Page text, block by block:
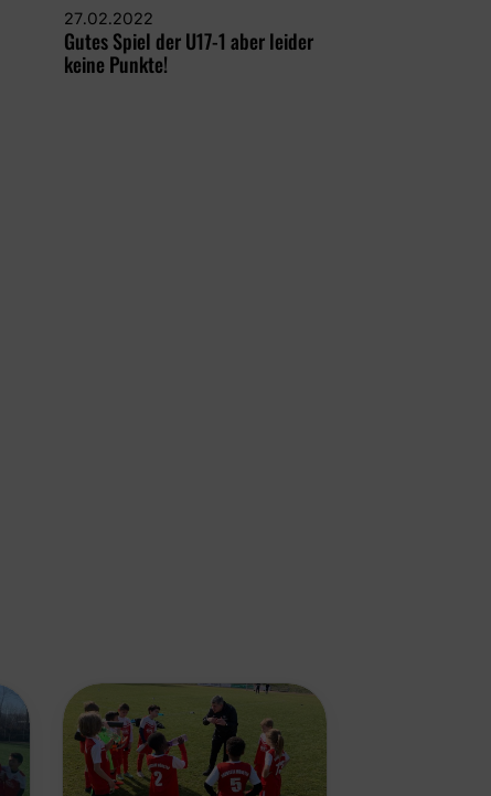
27.02.2022
Gutes Spiel der U17-1 aber leider
keine Punkte!